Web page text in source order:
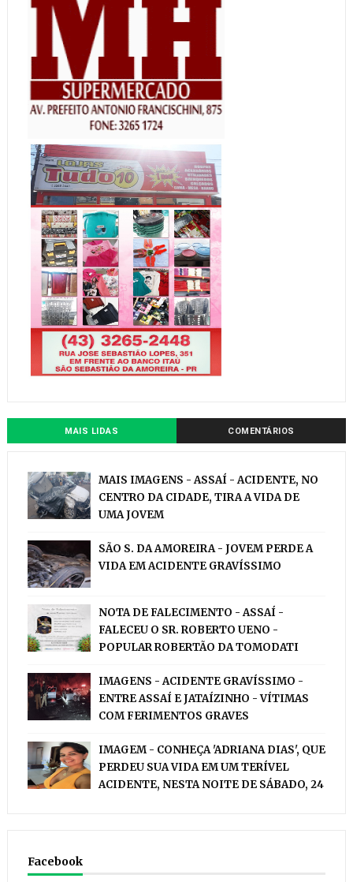
MAIS LIDAS COMENTÁRIOS
MAIS IMAGENS - ASSAÍ - ACIDENTE, NO
CENTRO DA CIDADE, TIRA A VIDA DE
UMA JOVEM
SÃO S. DA AMOREIRA - JOVEM PERDE A
VIDA EM ACIDENTE GRAVÍSSIMO
NOTA DE FALECIMENTO - ASSAÍ -
FALECEU O SR. ROBERTO UENO -
POPULAR ROBERTÃO DA TOMODATI
IMAGENS - ACIDENTE GRAVÍSSIMO -
ENTRE ASSAÍ E JATAÍZINHO - VÍTIMAS
COM FERIMENTOS GRAVES
IMAGEM - CONHEÇA 'ADRIANA DIAS', QUE
PERDEU SUA VIDA EM UM TERÍVEL
ACIDENTE, NESTA NOITE DE SÁBADO, 24
Facebook